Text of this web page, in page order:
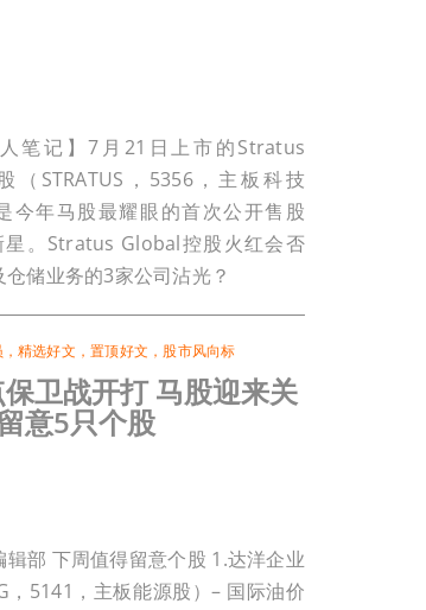
人笔记】7月21日上市的Stratus
（STRATUS，5356，主板科技
今年马股最耀眼的首次公开售股
星。Stratus Global控股火红会否
储业务的3家公司沾光？
，精选好文 ，置顶好文 ， 股市风向标
卫战开打 马股迎来关
意5只个股
辑部 下周值得留意个股 1.达洋企业
，5141，主板能源股）– 国际油价